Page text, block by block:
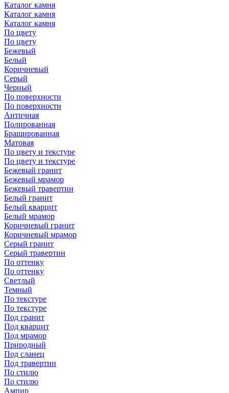
Каталог камня
Каталог камня
Каталог камня
По цвету
По цвету
Бежевый
Белый
Коричневый
Серый
Черный
По поверхности
По поверхности
Античная
Полированная
Брашированная
Матовая
По цвету и текстуре
По цвету и текстуре
Бежевый гранит
Бежевый мрамор
Бежевый травертин
Белый гранит
Белый кварцит
Белый мрамор
Коричневый гранит
Коричневый мрамор
Серый гранит
Серый травертин
По оттенку
По оттенку
Светлый
Темный
По текстуре
По текстуре
Под гранит
Под кварцит
Под мрамор
Природный
Под сланец
Под травертин
По стилю
По стилю
Ампир